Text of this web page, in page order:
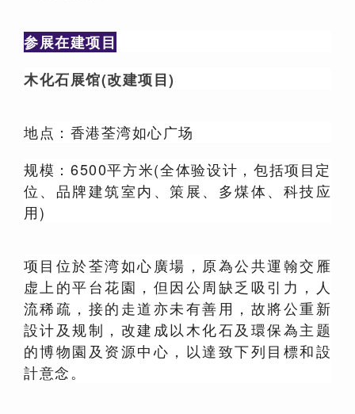
参展在建项目
木化石展馆(改建项目)
地点：香港荃湾如心广场
规模：6500平方米(全体验设计，包括项目定
位、品牌建筑室内、策展、多煤体、科技应
用)
项目位於荃湾如心廣場，原為公共運翰交雁
虚上的平台花園，但因公周缺乏吸引力，人
流稀疏，接的走道亦未有善用，故將公重新
設计及规制，改建成以木化石及環保為主题
的博物園及资源中心，以達致下列目標和設
計意念。